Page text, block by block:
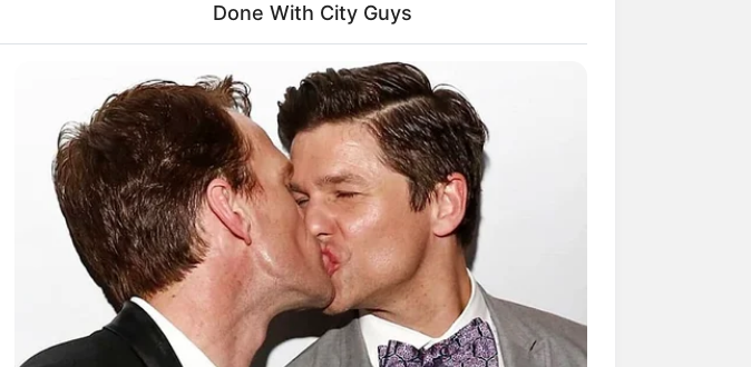
Done With City Guys